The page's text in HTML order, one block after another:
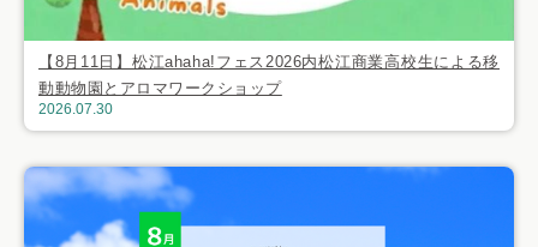
【8月11日】松江ahaha!フェス2026内松江商業高校生による移
動動物園とアロマワークショップ
2026.07.30